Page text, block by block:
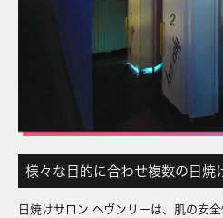
様々な目的に合わせ複数の日焼
日焼けサロン ヘヴンリーは、肌の安全